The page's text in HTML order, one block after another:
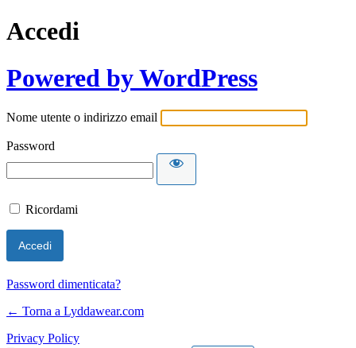
Accedi
Powered by WordPress
Nome utente o indirizzo email
Password
Ricordami
Password dimenticata?
← Torna a Lyddawear.com
Privacy Policy